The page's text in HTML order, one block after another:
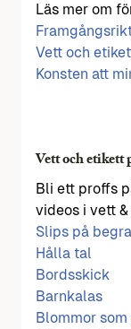
Läs mer om
Vett och
Konsten att
Vett och etikett
Bli ett proffs
videos i vett
Slips på
Hålla tal
Bordsskick
Barnkalas
Blommor